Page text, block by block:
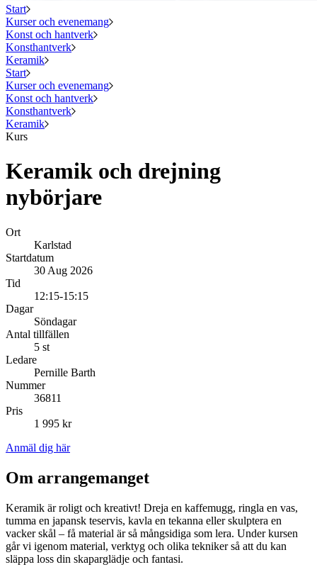
Start
Kurser och evenemang
Konst och hantverk
Konsthantverk
Keramik
Start
Kurser och evenemang
Konst och hantverk
Konsthantverk
Keramik
Kurs
Keramik och drejning
nybörjare
Ort
Karlstad
Startdatum
30 Aug 2026
Tid
12:15-15:15
Dagar
Söndagar
Antal tillfällen
5 st
Ledare
Pernille Barth
Nummer
36811
Pris
1 995 kr
Anmäl dig här
Om arrangemanget
Keramik är roligt och kreativt! Dreja en kaffemugg, ringla en vas,
tumma en japansk teservis, kavla en tekanna eller skulptera en
vacker skål – få material är så mångsidiga som lera. Under kursen
går vi igenom material, verktyg och olika tekniker så att du kan
släppa loss din skaparglädje och fantasi.